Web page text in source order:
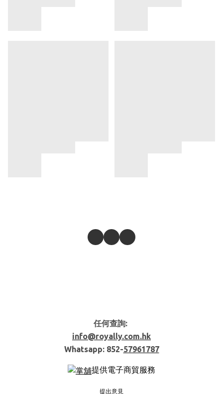
任何查詢:
info@royally.com.hk
Whatsapp: 852-57961787
提供電子商貿服務
提出意見